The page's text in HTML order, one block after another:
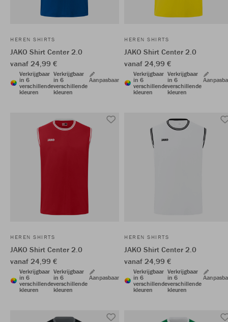
HEREN SHIRTS
JAKO Shirt Center 2.0
vanaf 24,99 €
Verkrijgbaar
in 6
verschillende
kleuren
Verkrijgbaar
in 6
verschillende
kleuren
Aanpasbaar
HEREN SHIRTS
JAKO Shirt Center 2.0
vanaf 24,99 €
Verkrijgbaar
in 6
verschillende
kleuren
Verkrijgbaar
in 6
verschillende
kleuren
HEREN SHIRTS
JAKO Shirt Center 2.0
vanaf 24,99 €
Verkrijgbaar
in 6
verschillende
kleuren
Verkrijgbaar
in 6
verschillende
kleuren
Aanpasbaar
HEREN SHIRTS
JAKO Shirt Center 2.0
vanaf 24,99 €
Verkrijgbaar
in 6
verschillende
kleuren
Verkrijgbaar
in 6
verschillende
kleuren